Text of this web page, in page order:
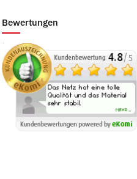
Bewertungen